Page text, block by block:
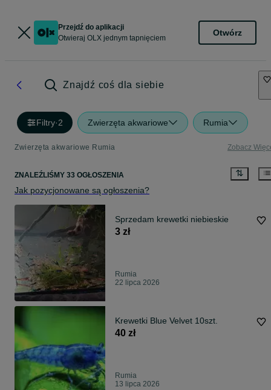
Przejdź do aplikacji
Otwieraj OLX jednym tapnięciem
Otwórz
Znajdź coś dla siebie
Filtry·2 Zwierzęta akwariowe Rumia
Zwierzęta akwariowe Rumia Zobacz
ZNALEŹLIŚMY 33 OGŁOSZENIA
Jak pozycjonowane są ogłoszenia?
Sprzedam krewetki niebieskie
3 zł
Rumia
22 lipca 2026
Krewetki Blue Velvet 10szt.
40 zł
Rumia
13 lipca 2026